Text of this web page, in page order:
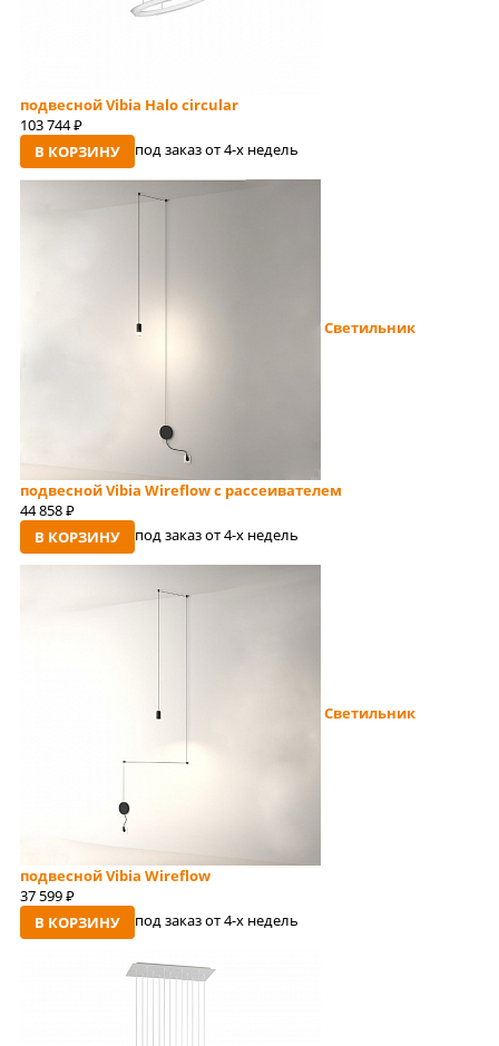
подвесной Vibia Halo circular
103 744 руб
В КОРЗИНУ под заказ от 4-x недель
Светильник
подвесной Vibia Wireflow с рассеивателем
44 858 руб
В КОРЗИНУ под заказ от 4-x недель
Светильник
подвесной Vibia Wireflow
37 599 руб
В КОРЗИНУ под заказ от 4-x недель